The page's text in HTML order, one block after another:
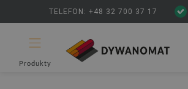
TELEFON: +48 32 700 37 17
Produkty